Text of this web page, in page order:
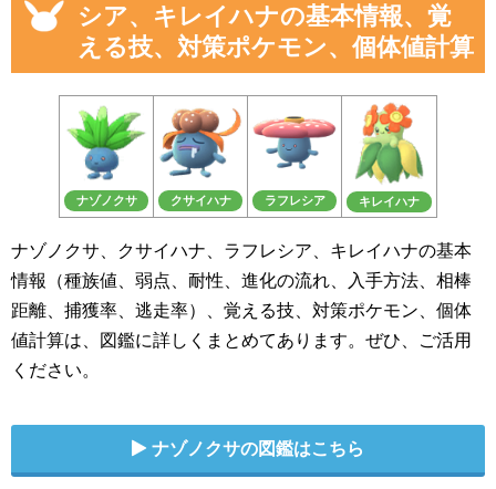
シア、キレイハナの基本情報、覚
える技、対策ポケモン、個体値計算
ナゾノクサ クサイハナ ラフレシア キレイハナ
ナゾノクサ、クサイハナ、ラフレシア、キレイハナの基本
情報（種族値、弱点、耐性、進化の流れ、入手方法、相棒
距離、捕獲率、逃走率）、覚える技、対策ポケモン、個体
値計算は、図鑑に詳しくまとめてあります。ぜひ、ご活用
ください。
ナゾノクサの図鑑はこちら